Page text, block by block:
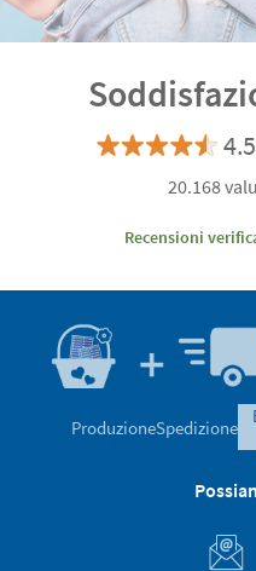
20.168
Recensioni
ProduzioneSpedizione